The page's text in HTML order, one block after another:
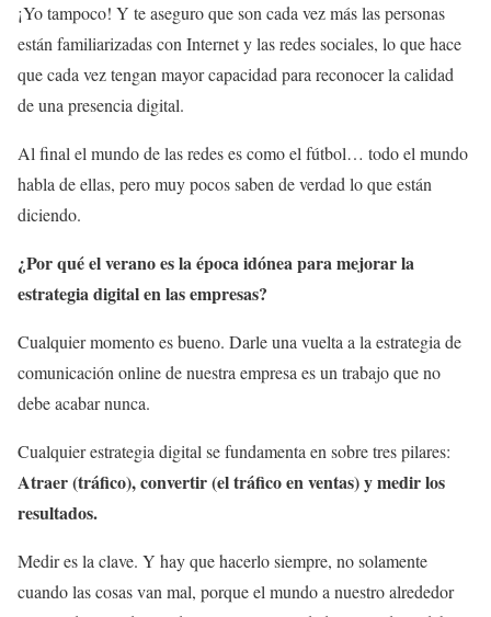
¡Yo tampoco! Y te aseguro que son cada vez más las personas
están familiarizadas con Internet y las redes sociales, lo que hace
que cada vez tengan mayor capacidad para reconocer la calidad
de una presencia digital.
Al final el mundo de las redes es como el fútbol… todo el mundo
habla de ellas, pero muy pocos saben de verdad lo que están
diciendo.
¿Por qué el verano es la época idónea para mejorar la
estrategia digital en las empresas?
Cualquier momento es bueno. Darle una vuelta a la estrategia de
comunicación online de nuestra empresa es un trabajo que no
debe acabar nunca.
Cualquier estrategia digital se fundamenta en sobre tres pilares:
Atraer (tráfico), convertir (el tráfico en ventas) y medir los
resultados.
Medir es la clave. Y hay que hacerlo siempre, no solamente
cuando las cosas van mal, porque el mundo a nuestro alrededor